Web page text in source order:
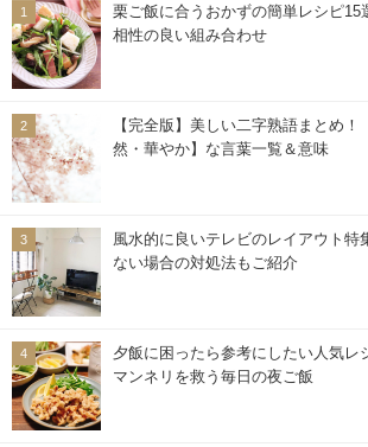
栗ご飯に合うおかずの簡単レシピ15
相性の良い組み合わせ
【完全版】美しい二字熟語まとめ！
然・華やか】な言葉一覧＆意味
風水的に良いテレビのレイアウト特
ない場合の対処法もご紹介
夕飯に困ったら参考にしたい人気レ
マンネリを救う毎日の夜ご飯